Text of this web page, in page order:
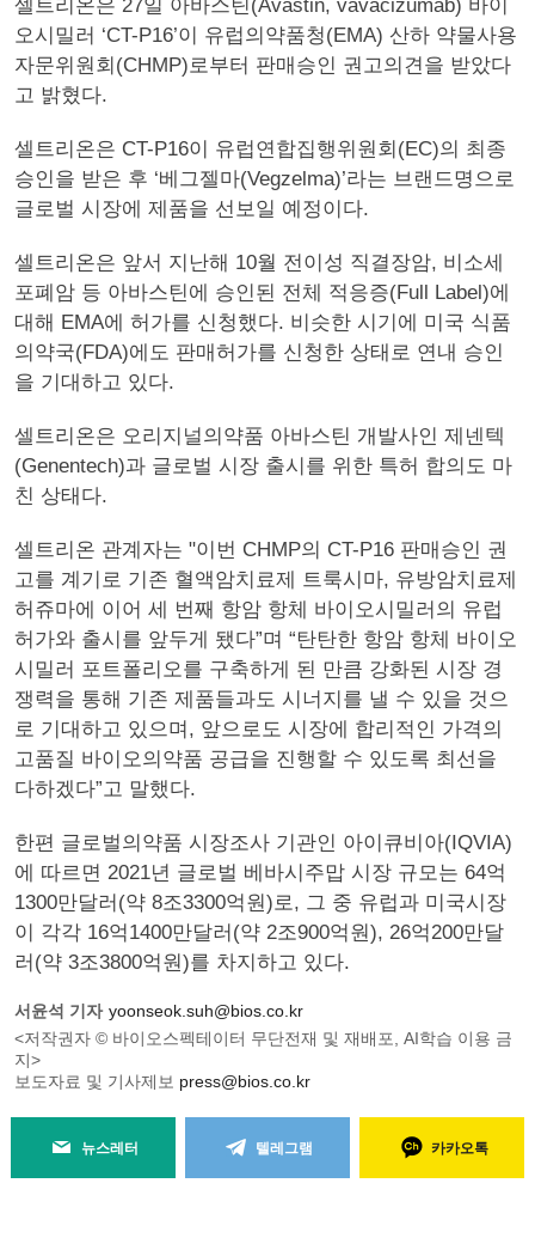
셀트리온은 27일 아바스틴(Avastin, vavacizumab) 바이
오시밀러 ‘CT-P16’이 유럽의약품청(EMA) 산하 약물사용
자문위원회(CHMP)로부터 판매승인 권고의견을 받았다
고 밝혔다.
셀트리온은 CT-P16이 유럽연합집행위원회(EC)의 최종
승인을 받은 후 ‘베그젤마(Vegzelma)’라는 브랜드명으로
글로벌 시장에 제품을 선보일 예정이다.
셀트리온은 앞서 지난해 10월 전이성 직결장암, 비소세
포폐암 등 아바스틴에 승인된 전체 적응증(Full Label)에
대해 EMA에 허가를 신청했다. 비슷한 시기에 미국 식품
의약국(FDA)에도 판매허가를 신청한 상태로 연내 승인
을 기대하고 있다.
셀트리온은 오리지널의약품 아바스틴 개발사인 제넨텍
(Genentech)과 글로벌 시장 출시를 위한 특허 합의도 마
친 상태다.
셀트리온 관계자는 "이번 CHMP의 CT-P16 판매승인 권
고를 계기로 기존 혈액암치료제 트룩시마, 유방암치료제
허쥬마에 이어 세 번째 항암 항체 바이오시밀러의 유럽
허가와 출시를 앞두게 됐다”며 “탄탄한 항암 항체 바이오
시밀러 포트폴리오를 구축하게 된 만큼 강화된 시장 경
쟁력을 통해 기존 제품들과도 시너지를 낼 수 있을 것으
로 기대하고 있으며, 앞으로도 시장에 합리적인 가격의
고품질 바이오의약품 공급을 진행할 수 있도록 최선을
다하겠다”고 말했다.
한편 글로벌의약품 시장조사 기관인 아이큐비아(IQVIA)
에 따르면 2021년 글로벌 베바시주맙 시장 규모는 64억
1300만달러(약 8조3300억원)로, 그 중 유럽과 미국시장
이 각각 16억1400만달러(약 2조900억원), 26억200만달
러(약 3조3800억원)를 차지하고 있다.
서윤석 기자 yoonseok.suh@bios.co.kr
<저작권자 © 바이오스펙테이터 무단전재 및 재배포, AI학습 이용 금
지>
보도자료 및 기사제보 press@bios.co.kr
뉴스레터 텔레그램 카카오톡